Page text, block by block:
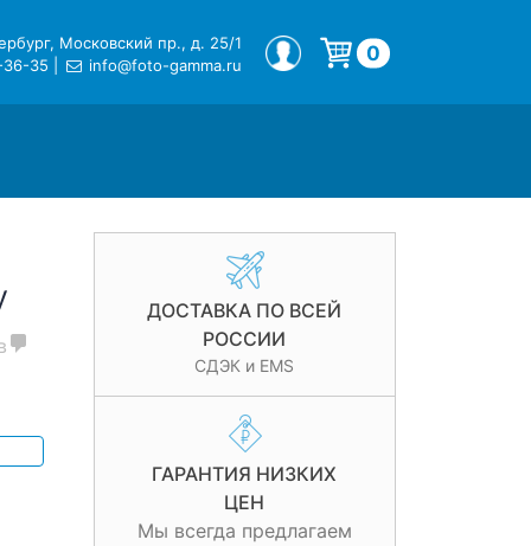
Московский пр., д. 25/1
36-35
info@foto-gamma.ru
МОЙ ПРОФИЛЬ 0
ДОСТАВКА ПО ВСЕЙ
РОССИИ
СДЭК и EMS
ГАРАНТИЯ НИЗКИХ
ЦЕН
Мы всегда предлагаем